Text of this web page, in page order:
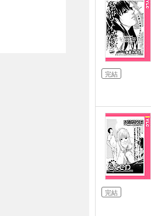
完結
完結